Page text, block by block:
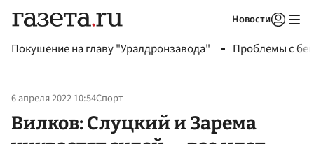
Новости
Покушение на главу "Уралдронзавода" Проблемы с
6 апреля 2022 10:54Спорт
Вилков: Слуцкий и Зарема